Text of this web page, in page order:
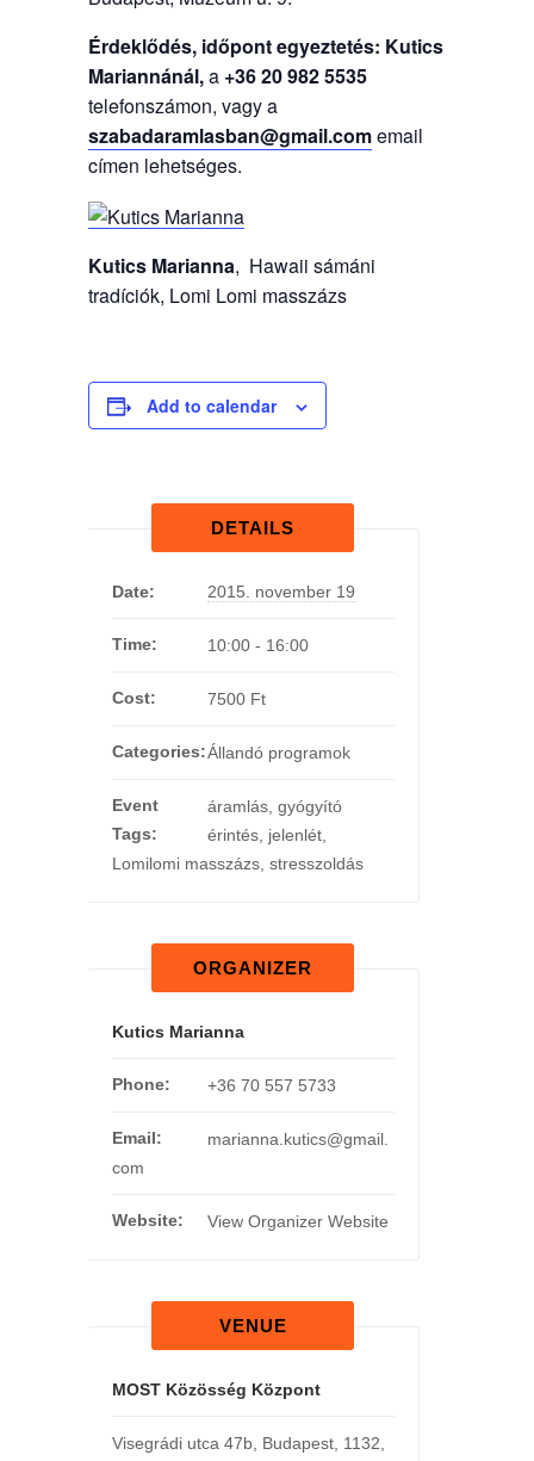
Érdeklődés, időpont egyeztetés: Kutics
Mariannánál,a +36 20 982 5535
telefonszámon, vagy a
szabadaramlasban@gmail.comemail
címen lehetséges.
Kutics Marianna, Hawaii sámáni
tradíciók, Lomi Lomi masszázs
Add to calendar
DETAILS
Date: 2015. november 19
Time: 10:00 - 16:00
Cost: 7500 Ft
Categories:Állandó programok
Event
Tags:
áramlás, gyógyító
érintés, jelenlét,
Lomilomi masszázs, stresszoldás
ORGANIZER
Kutics Marianna
Phone: +36 70 557 5733
Email:
marianna.kutics@gmail.
com
Website: View Organizer Website
VENUE
MOST Közösség Központ
Visegrádi utca 47b, Budapest, 1132,